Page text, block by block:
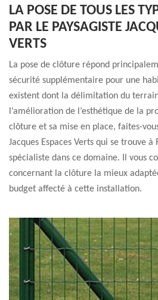
LA POSE DE TOUS LES
PAR LE PAYSAGISTE
VERTS
La pose de clôture répond
sécurité supplémentaire pour une
existent dont la délimitation du
l’amélioration de l’esthétique de la
clôture et sa mise en place, faites-
Jacques Espaces Verts qui se trouve à
spécialiste dans ce domaine. Il vous
concernant la clôture la mieux
budget affecté à cette installation.